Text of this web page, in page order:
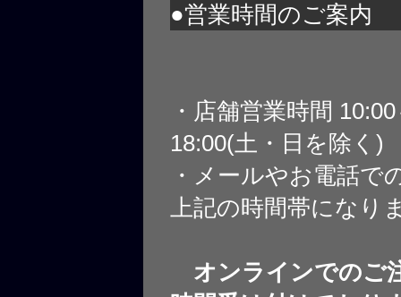
●営業時間のご案内
・店舗営業時間
18:00(土・日を除く)
・メールやお電話で
上記の時間帯になり
オンラインでのご